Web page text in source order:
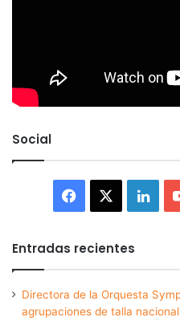
Social
Facebook
Entradas recientes
Directora de la Orquesta
agrupaciones de talla